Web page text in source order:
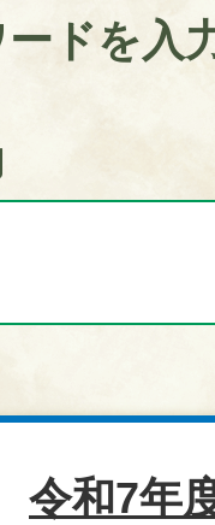
ドを入
令和7年